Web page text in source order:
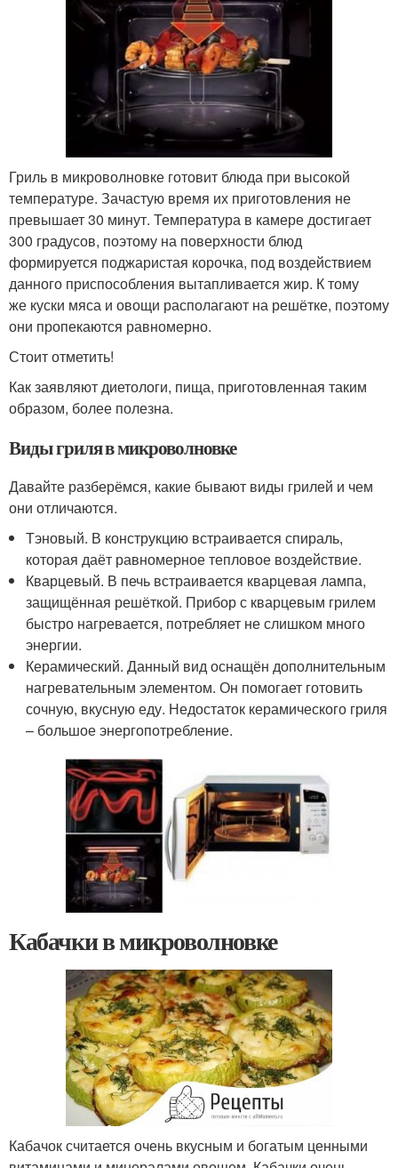
Гриль в микроволновке готовит блюда при высокой
температуре. Зачастую время их приготовления не
превышает 30 минут. Температура в камере достигает
300 градусов, поэтому на поверхности блюд
формируется поджаристая корочка, под воздействием
данного приспособления вытапливается жир. К тому
же куски мяса и овощи располагают на решётке, поэтому
они пропекаются равномерно.
Стоит отметить!
Как заявляют диетологи, пища, приготовленная таким
образом, более полезна.
Виды гриля в микроволновке
Давайте разберёмся, какие бывают виды грилей и чем
они отличаются.
Тэновый. В конструкцию встраивается спираль,
которая даёт равномерное тепловое воздействие.
Кварцевый. В печь встраивается кварцевая лампа,
защищённая решёткой. Прибор с кварцевым грилем
быстро нагревается, потребляет не слишком много
энергии.
Керамический. Данный вид оснащён дополнительным
нагревательным элементом. Он помогает готовить
сочную, вкусную еду. Недостаток керамического гриля
– большое энергопотребление.
Кабачки в микроволновке
Кабачок считается очень вкусным и богатым ценными